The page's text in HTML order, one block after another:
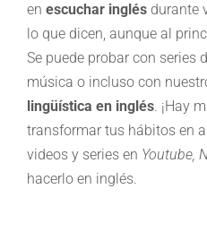
en escuchar inglés durante
lo que dicen, aunque al
Se puede probar con series
música o incluso con
lingüística en inglés. ¡Hay
transformar tus hábitos en
videos y series en Youtube,
hacerlo en inglés.